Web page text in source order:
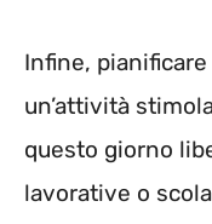
Infine,
un’attività
questo giorno
lavorative o